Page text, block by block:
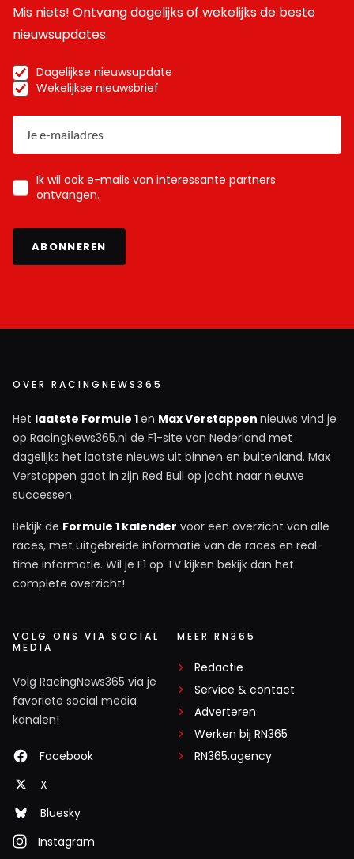
Mis niets! Ontvang dagelijks of wekelijks de beste
nieuwsupdates.
Dagelijkse nieuwsupdate
Wekelijkse nieuwsbrief
Ik wil ook e-mails van interessante partners
ontvangen.
ABONNEREN
OVER RACINGNEWS365
Het laatste Formule 1en Max Verstappen nieuws vind je
op RacingNews365.nl de F1-site van Nederland met
dagelijks het laatste nieuws uit binnen en buitenland. Max
Verstappen gaat in zijn Red Bull op jacht naar nieuwe
successen.
Bekijk de Formule 1 kalender voor een overzicht van alle
races, met uitgebreide informatie van de races en real-
time informatie. Wil je F1 op TV kijken bekijk dan het
complete overzicht!
VOLG ONS VIA SOCIAL
MEDIA
Volg RacingNews365 via je
favoriete social media
kanalen!
Facebook
X
Bluesky
Instagram
MEER RN365
Redactie
Service & contact
Adverteren
Werken bij RN365
RN365.agency